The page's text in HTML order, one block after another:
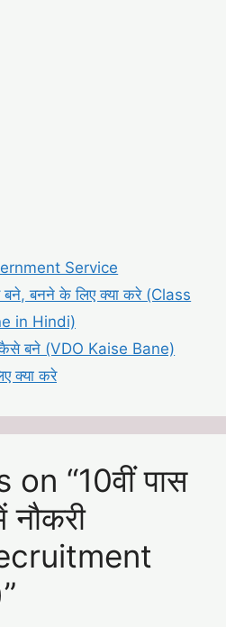
Service
बनने के लिए क्या करे (Class
in Hindi)
कैसे बने (VDO Kaise Bane)
क्या करे
“10वीं पास